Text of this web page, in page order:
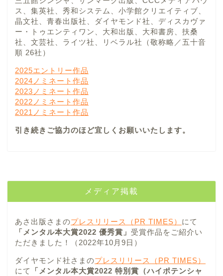
ス、集英社、秀和システム、小学館クリエイティブ、
晶文社、青春出版社、ダイヤモンド社、ディスカヴァ
ー・トゥエンティワン、大和出版、大和書房、扶桑
社、文芸社、ライツ社、リベラル社（敬称略／五十音
順 26社）
2025エントリー作品
2024ノミネート作品
2023ノミネート作品
2022ノミネート作品
2021ノミネート作品
引き続きご協力のほど宜しくお願いいたします。
メディア掲載
あさ出版さまのプレスリリース（PR TIMES） にて
「メンタル本大賞2022 優秀賞」 受賞作品をご紹介い
ただきました！（2022年10月9日）
ダイヤモンド社さまのプレスリリース（PR TIMES）
にて
「メンタル本大賞2022 特別賞（ハイポテンシャ